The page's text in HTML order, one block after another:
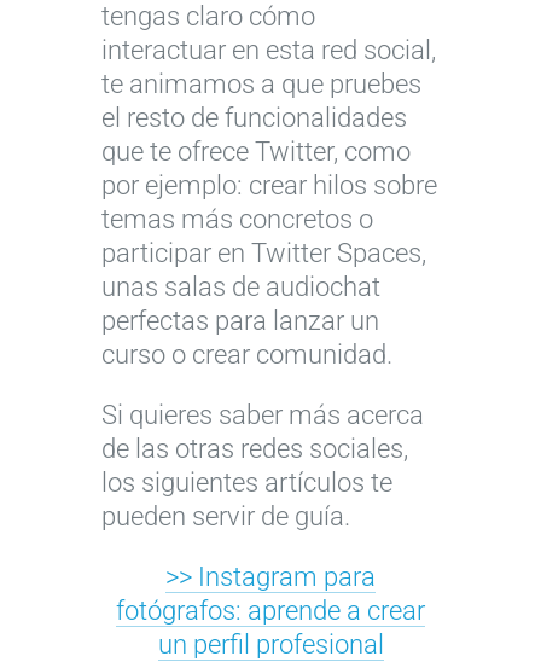
tengas claro cómo
interactuar en esta red social,
te animamos a que pruebes
el resto de funcionalidades
que te ofrece Twitter, como
por ejemplo: crear hilos sobre
temas más concretos o
participar en Twitter Spaces,
unas salas de audiochat
perfectas para lanzar un
curso o crear comunidad.
Si quieres saber más acerca
de las otras redes sociales,
los siguientes artículos te
pueden servir de guía.
>> Instagram para
fotógrafos: aprende a crear
un perfil profesional